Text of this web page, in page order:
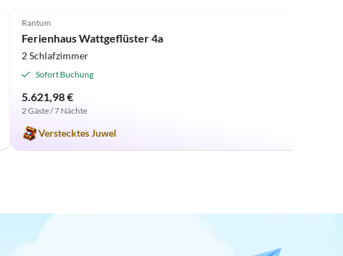
Rantum
Ferienhaus Wattgeflüster 4a
2 Schlafzimmer
Sofort Buchung
5.621,98 €
2 Gäste / 7 Nächte
Verstecktes Juwel